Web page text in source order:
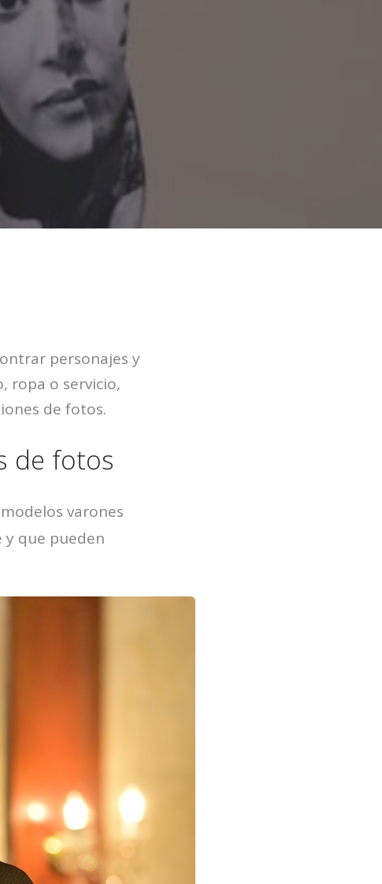
personajes y
ropa o servicio,
de fotos.
de fotos
varones
y que pueden